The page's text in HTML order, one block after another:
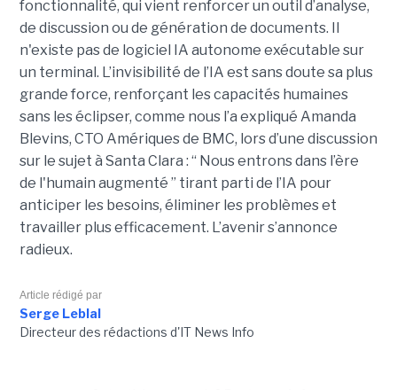
fonctionnalité, qui vient renforcer un outil d’analyse,
de discussion ou de génération de documents. Il
n'existe pas de logiciel IA autonome exécutable sur
un terminal. L’invisibilité de l’IA est sans doute sa plus
grande force, renforçant les capacités humaines
sans les éclipser, comme nous l’a expliqué Amanda
Blevins, CTO Amériques de BMC, lors d’une discussion
sur le sujet à Santa Clara : “ Nous entrons dans l’ère
de l'humain augmenté ” tirant parti de l’IA pour
anticiper les besoins, éliminer les problèmes et
travailler plus efficacement. L’avenir s’annonce
radieux.
Article rédigé par
Serge Leblal
Directeur des rédactions d'IT News Info